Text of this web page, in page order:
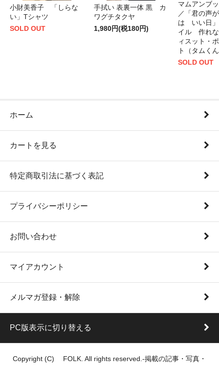
小財美香子 「しらな
い」Tシャツ
SOLD OUT
手拭い 表裏一体 黒 カ
ワグチタクヤ
1,980円(税180円)
マムアンブ
／「君の声
は いい日」
イル 作れ
ィスット・
ト（タムく
SOLD OUT
ホーム
カートを見る
特定商取引法に基づく表記
プライバシーポリシー
お問い合わせ
マイアカウント
メルマガ登録・解除
PC版表示に切り替える
Copyright (C) FOLK. All rights reserved.-掲載の記事・写真・